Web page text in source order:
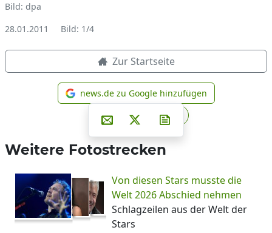
Bild: dpa
28.01.2011
Bild: 1/4
Zur Startseite
news.de zu Google
news.de zu Google hinzufügen
Teilen auf Facebook
Teilen auf Whatsapp
Teilen auf Telegram
Per E-Mail teilen
Post auf XNewsletter
Weitere Fotostrecken
Von diesen Stars musste die
Welt 2026 Abschied nehmen
Schlagzeilen aus der Welt der
Stars